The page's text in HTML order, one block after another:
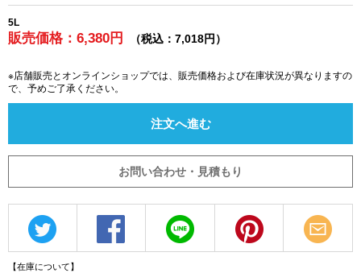
5L
販売価格：6,380円 （税込：7,018円）
※店舗販売とオンラインショップでは、販売価格および在庫状況が異なりますの
で、予めご了承ください。
注文へ進む
お問い合わせ・見積もり
【在庫について】